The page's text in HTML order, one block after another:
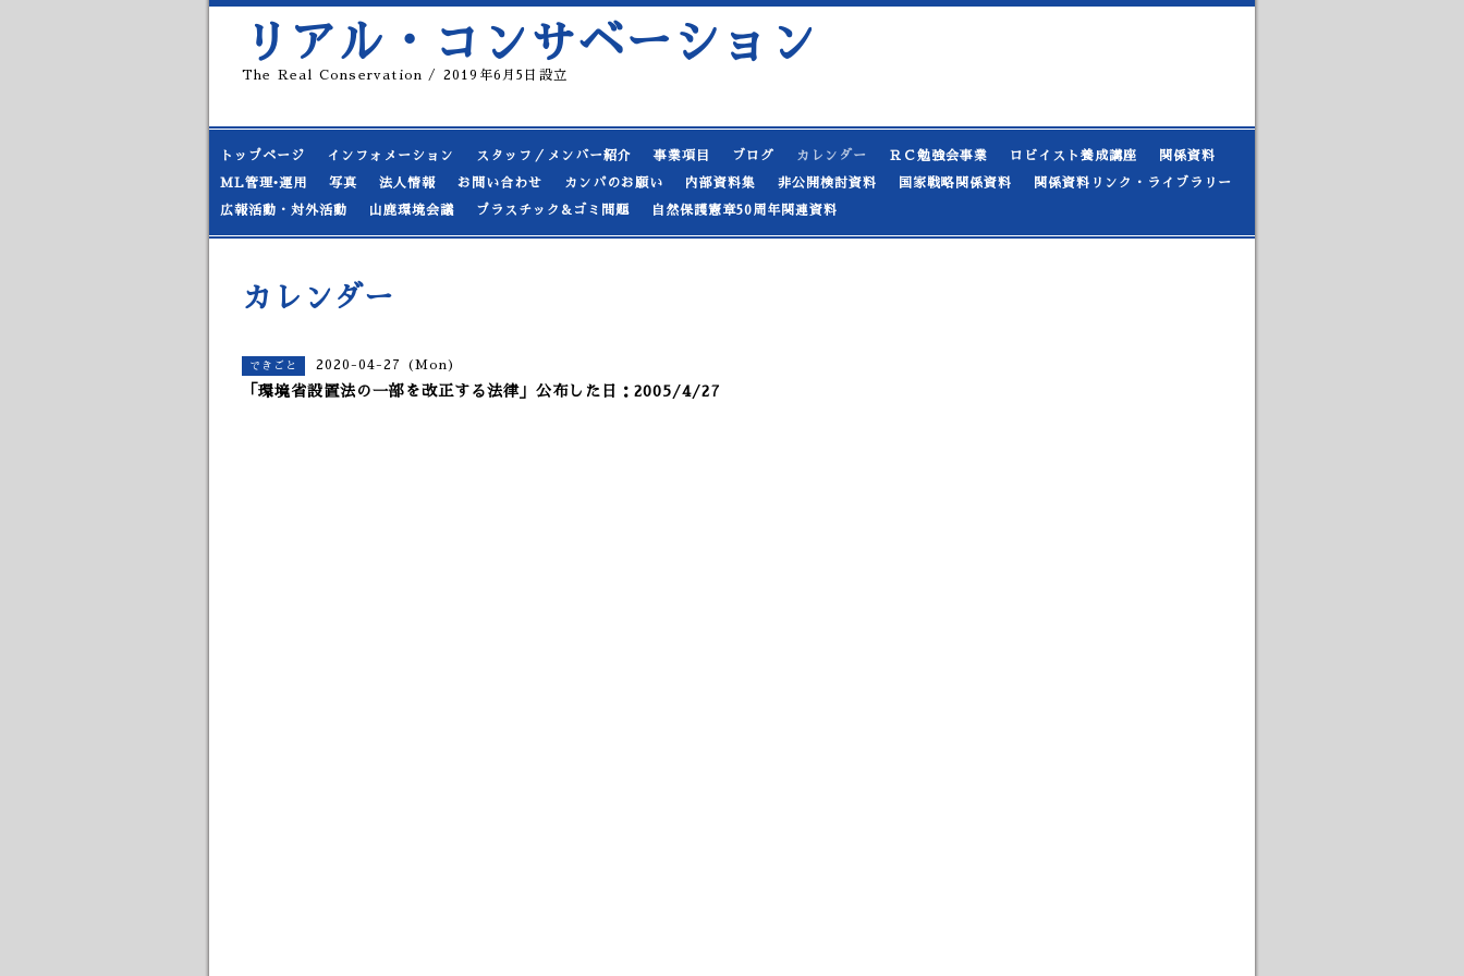
リアル・コンサベーション
The Real Conservation / 2019年6月5日設立
トップページ インフォメーション スタッフ／メンバー紹介 事業項目 ブログ カレンダー ＲＣ勉強会事業 ロビイスト養成講座 関係資料
ML管理•運用 写真 法人情報 お問い合わせ カンパのお願い 内部資料集 非公開検討資料 国家戦略関係資料 関係資料リンク・ライブラリー
広報活動・対外活動 山鹿環境会議 プラスチック&ゴミ問題 自然保護憲章50周年関連資料
カレンダー
できごと 2020-04-27 (Mon)
「環境省設置法の一部を改正する法律」公布した日：2005/4/27